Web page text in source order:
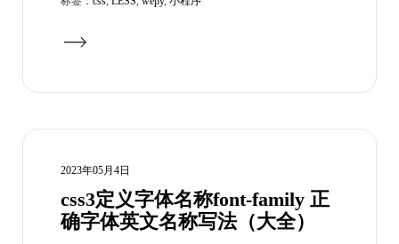
2023年05月4日
css3定义字体名称font-family 正
确字体英文名称写法（大全）